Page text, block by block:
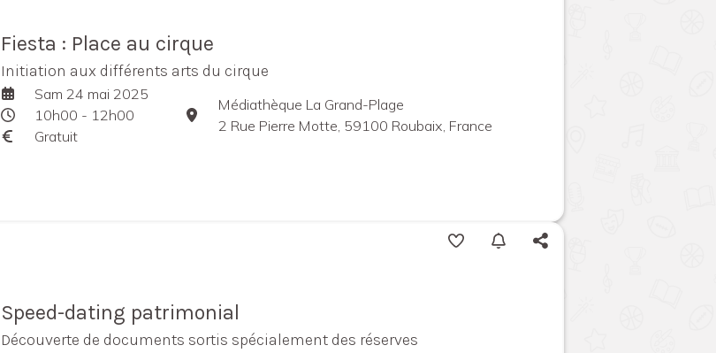
Fiesta : Place au cirque
Initiation aux différents arts du cirque
Sam 24 mai 2025
10h00 - 12h00
Gratuit
Médiathèque La Grand-Plage
2 Rue Pierre Motte, 59100 Roubaix, France
Speed-dating patrimonial
Découverte de documents sortis spécialement des réserves